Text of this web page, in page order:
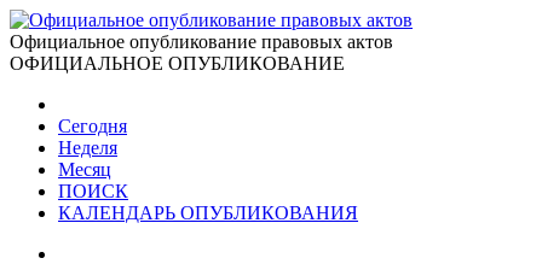
Официальное опубликование правовых актов
ОФИЦИАЛЬНОЕ ОПУБЛИКОВАНИЕ
Сегодня
Неделя
Месяц
ПОИСК
КАЛЕНДАРЬ ОПУБЛИКОВАНИЯ